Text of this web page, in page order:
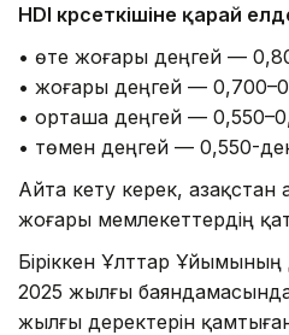
HDI көрсеткішіне қарай
• өте жоғары деңгей —
• жоғары деңгей —
• орташа деңгей —
• төмен деңгей — 0,550-
Айта кету керек,
жоғары мемлекеттердің
Біріккен Ұлттар
2025 жылғы баяндамасында
жылғы деректерін